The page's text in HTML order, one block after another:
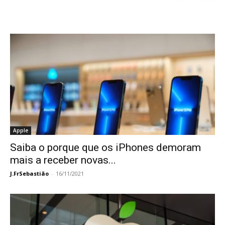
Apple
Saiba o porque que os iPhones demoram
mais a receber novas...
J.FrSebastião - 16/11/2021